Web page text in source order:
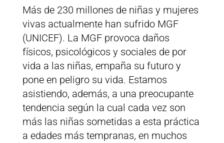
Más de 230 millones de niñas y mujeres
vivas actualmente han sufrido MGF
(UNICEF). La MGF provoca daños
físicos, psicológicos y sociales de por
vida a las niñas, empaña su futuro y
pone en peligro su vida. Estamos
asistiendo, además, a una preocupante
tendencia según la cual cada vez son
más las niñas sometidas a esta práctica
a edades más tempranas, en muchos